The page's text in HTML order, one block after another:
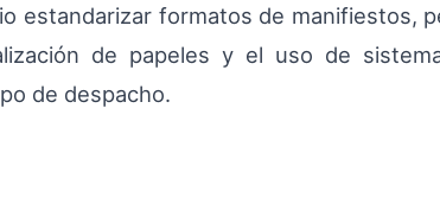
estandarizar formatos de manifiestos,
de papeles y el uso de
de despacho.